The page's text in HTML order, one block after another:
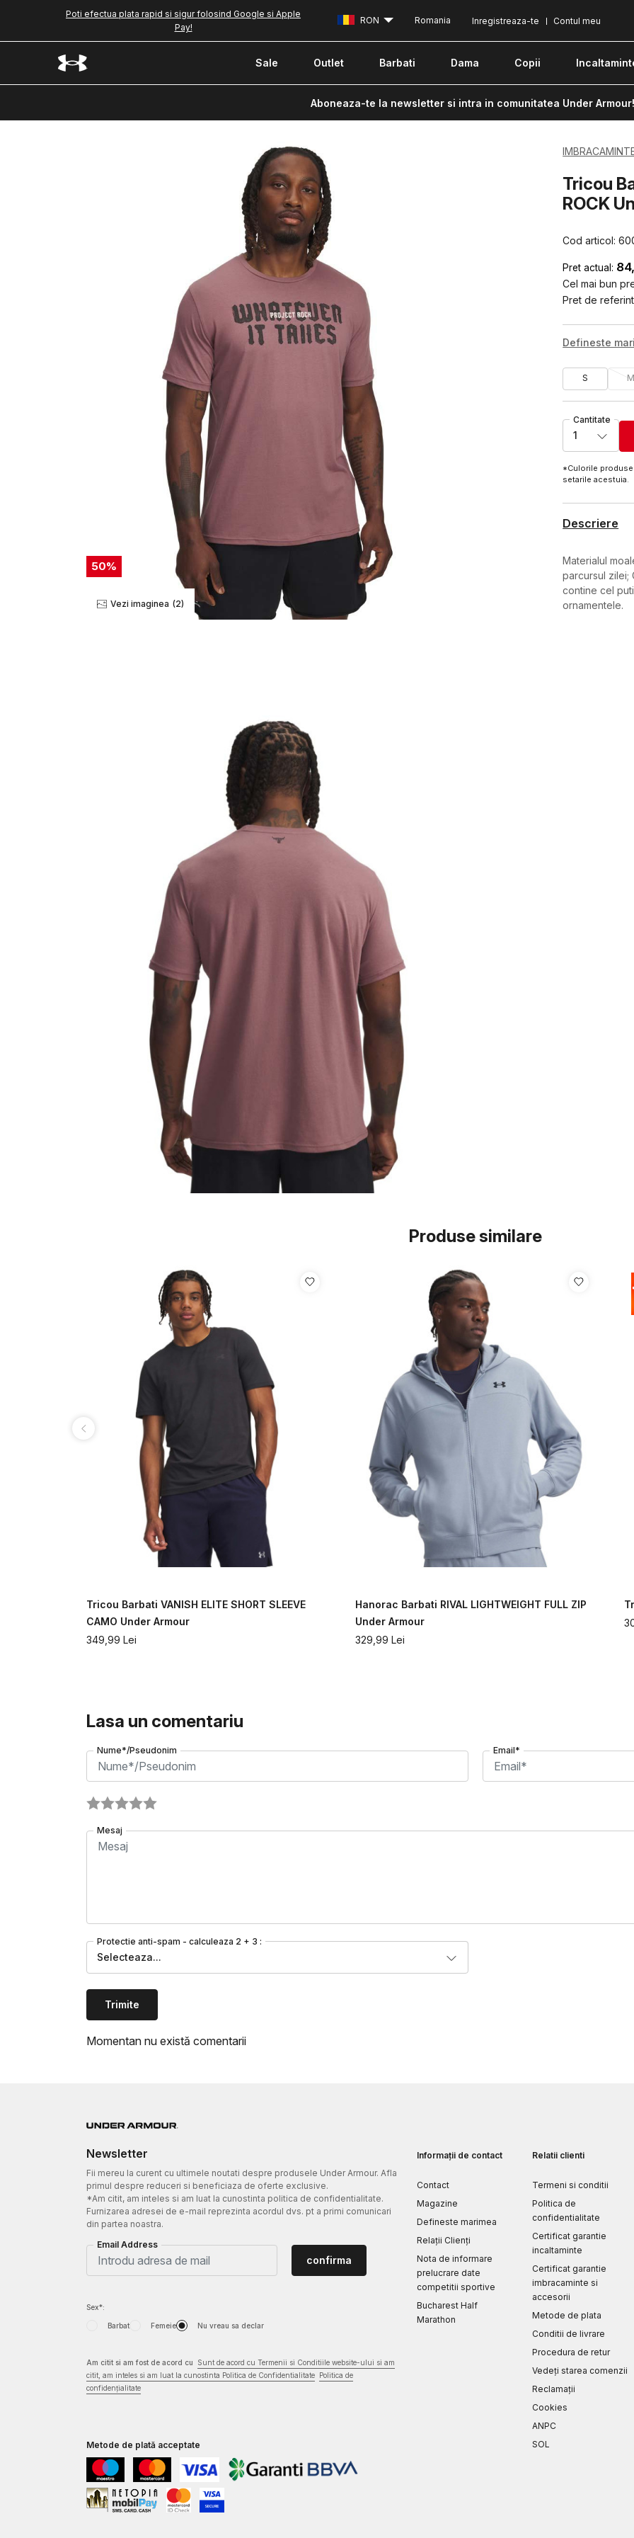
Poti efectua plata rapid si sigur folosind Google si Apple
Pay!
Contul meu
Inregistreaza-te
RON Romania
Sale Outlet Barbati Dama Copii
Aboneaza-te la newsletter si intra in comunitatea Under Armour!
50%
Vezi imaginea (2)
Tricou
ROCK
Cod articol:
Pret actual:
Cel mai bun
Pret de
Defineste
S M
Cantitate
1
*Culorile
setarile acestuia.
Descriere
Materialul
parcursul zilei;
contine cel
ornamentele.
Produse similare
Tricou Barbati VANISH ELITE SHORT SLEEVE
CAMO Under Armour
349,99 Lei
Hanorac Barbati RIVAL LIGHTWEIGHT FULL ZIP
Under Armour
329,99 Lei
Lasa un comentariu
Nume*/Pseudonim Email*
Mesaj
Protectie anti-spam - calculeaza 2 + 3 :
Selecteaza...
Trimite
Momentan nu există comentarii
Newsletter
Fii mereu la curent cu ultimele noutati despre produsele Under Armour. Afla
primul despre reduceri si beneficiaza de oferte exclusive.
*Am citit, am inteles si am luat la cunostinta politica de confidentialitate.
Furnizarea adresei de e-mail reprezinta acordul dvs. pt a primi comunicari
din partea noastra.
Email Address
Sex*:
Barbat Femeie Nu vreau sa declar
confirma
Am citit si am fost de acord cu
Sunt de acord cu Termenii si Conditiile website-ului si am
citit, am inteles si am luat la cunostinta Politica de Confidentialitate
Politica de
confidențialitate
Metode de plată acceptate
Informații de contact
Contact
Magazine
Defineste marimea
Relații Clienți
Nota de informare
prelucrare date
competitii sportive
Bucharest Half
Marathon
Relatii clienti
Termeni si conditii
Politica de
confidentialitate
Certificat garantie
incaltaminte
Certificat garantie
imbracaminte si
accesorii
Metode de plata
Conditii de livrare
Procedura de retur
Vedeți starea comenzii
Reclamaţii
Cookies
ANPC
SOL